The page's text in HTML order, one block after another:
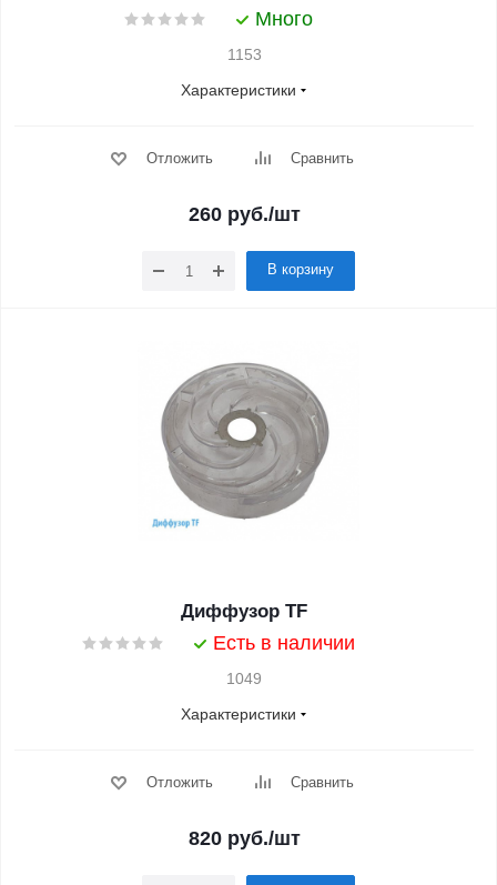
Много
1153
Характеристики
Отложить Сравнить
260 руб./шт
В корзину
Диффузор ТF
Есть в наличии
1049
Характеристики
Отложить Сравнить
820 руб./шт